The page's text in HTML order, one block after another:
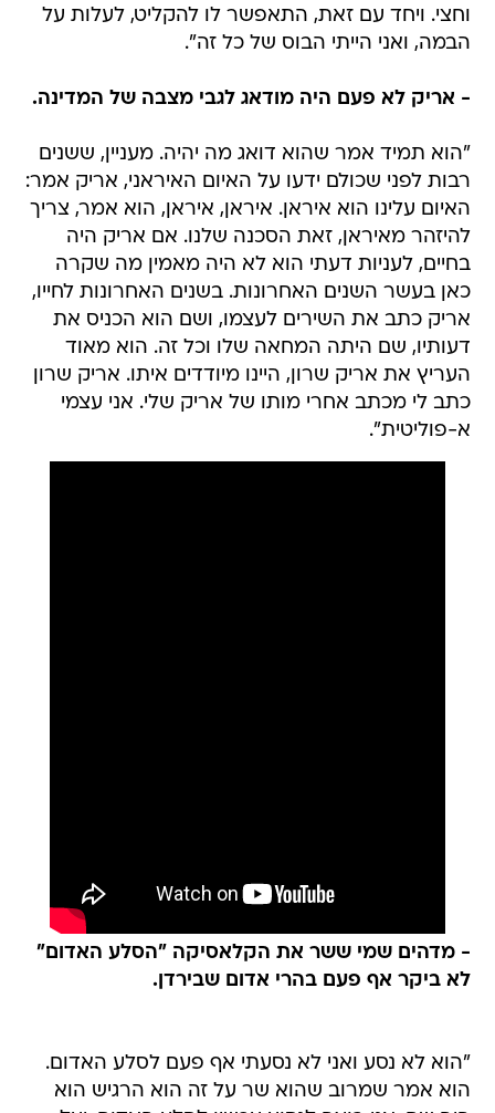
וחצי. ויחד עם זאת, התאפשר לו להקליט, לעלות על
הבמה, ואני הייתי הבוס של כל זה".
- אריק לא פעם היה מודאג לגבי מצבה של המדינה.
"הוא תמיד אמר שהוא דואג מה יהיה. מעניין, ששנים
רבות לפני שכולם ידעו על האיום האיראני, אריק אמר:
האיום עלינו הוא איראן. איראן, איראן, הוא אמר, צריך
להיזהר מאיראן, זאת הסכנה שלנו. אם אריק היה
בחיים, לעניות דעתי הוא לא היה מאמין מה שקרה
כאן בעשר השנים האחרונות. בשנים האחרונות לחייו,
אריק כתב את השירים לעצמו, ושם הוא הכניס את
דעותיו, שם היתה המחאה שלו וכל זה. הוא מאוד
העריץ את אריק שרון, היינו מיודדים איתו. אריק שרון
כתב לי מכתב אחרי מותו של אריק שלי. אני עצמי
א-פוליטית".
- מדהים שמי ששר את הקלאסיקה "הסלע האדום"
לא ביקר אף פעם בהרי אדום שבירדן.
"הוא לא נסע ואני לא נסעתי אף פעם לסלע האדום.
הוא אמר שמרוב שהוא שר על זה הוא הרגיש הוא